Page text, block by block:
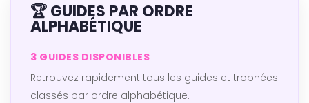
🏆 GUIDES PAR ORDRE
ALPHABÉTIQUE
3 GUIDES DISPONIBLES
Retrouvez rapidement tous les guides et trophées
classés par ordre alphabétique.